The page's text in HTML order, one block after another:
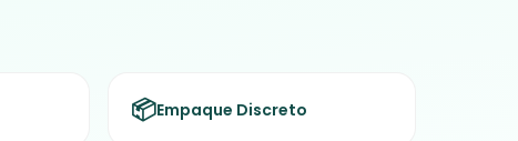
📦Empaque Discreto